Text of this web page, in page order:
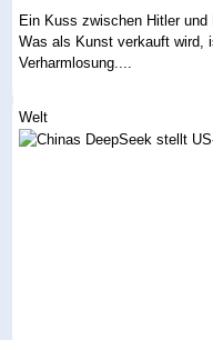
Ein Kuss zwischen Hitler und
Was als Kunst verkauft wird,
Verharmlosung....
Welt